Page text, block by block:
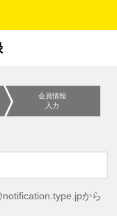
会員情報
入力
から